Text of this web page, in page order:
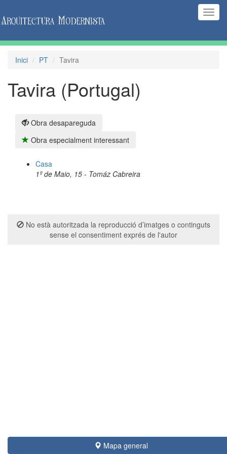
Inici PT Tavira
Tavira (Portugal)
Obra desapareguda
Obra especialment interessant
Casa
1º de Maio, 15 - Tomáz Cabreira
Mapa general
No està autoritzada la reproducció d’imatges o continguts
sense el consentiment exprés de l'autor